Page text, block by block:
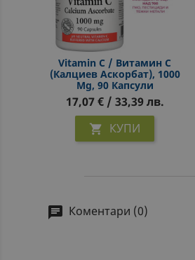
Vitamin C / Витамин С
(калциев Аскорбат), 1000
Mg, 90 Капсули
17,07 € / 33,39 лв.
 КУПИ
Коментари (0)